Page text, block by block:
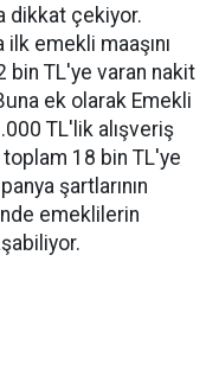
dikkat çekiyor.
ilk emekli maaşını
bin TL'ye varan nakit
ek olarak Emekli
TL'lik alışveriş
18 bin TL'ye
şartlarının
emeklilerin